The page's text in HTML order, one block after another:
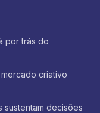
por trás do
criativo
sustentam decisões